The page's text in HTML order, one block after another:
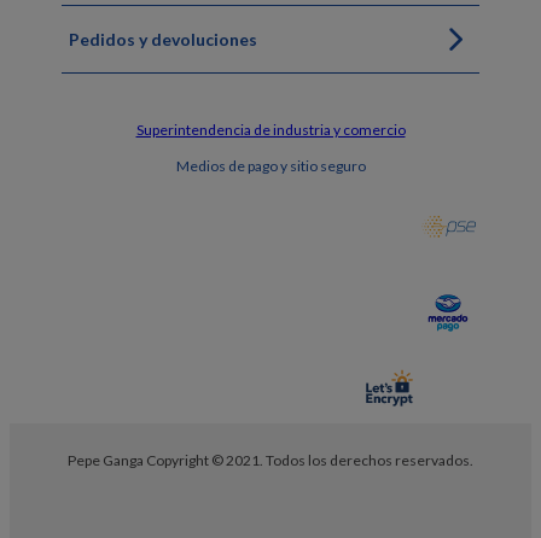
Pedidos y devoluciones
Superintendencia de industria y comercio
Medios de pago y sitio seguro
Pepe Ganga Copyright © 2021. Todos los derechos reservados.